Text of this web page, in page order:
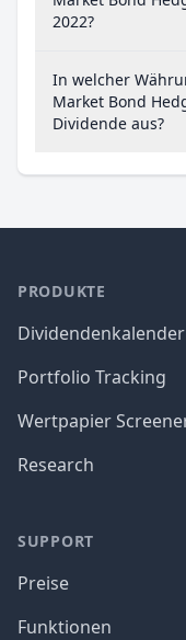
2022?
In welcher
Market Bond
Dividende aus?
PRODUKTE
Dividendenkalender
Portfolio Tracking
Wertpapier
Research
SUPPORT
Preise
Funktionen